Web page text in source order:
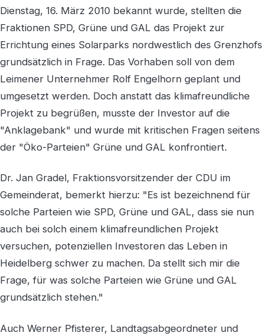
Dienstag, 16. März 2010 bekannt wurde, stellten die
Fraktionen SPD, Grüne und GAL das Projekt zur
Errichtung eines Solarparks nordwestlich des Grenzhofs
grundsätzlich in Frage. Das Vorhaben soll von dem
Leimener Unternehmer Rolf Engelhorn geplant und
umgesetzt werden. Doch anstatt das klimafreundliche
Projekt zu begrüßen, musste der Investor auf die
"Anklagebank" und wurde mit kritischen Fragen seitens
der "Öko-Parteien" Grüne und GAL konfrontiert.
Dr. Jan Gradel, Fraktionsvorsitzender der CDU im
Gemeinderat, bemerkt hierzu: "Es ist bezeichnend für
solche Parteien wie SPD, Grüne und GAL, dass sie nun
auch bei solch einem klimafreundlichen Projekt
versuchen, potenziellen Investoren das Leben in
Heidelberg schwer zu machen. Da stellt sich mir die
Frage, für was solche Parteien wie Grüne und GAL
grundsätzlich stehen."
Auch Werner Pfisterer, Landtagsabgeordneter und